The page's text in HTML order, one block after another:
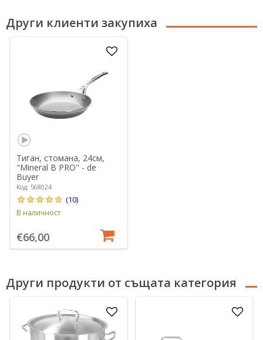
Други клиенти закупиха
Тиган, стомана, 24см,
"Mineral B PRO" - de
Buyer
Код: 568024
(10)
В наличност
€66,00
Други продукти от същата категория